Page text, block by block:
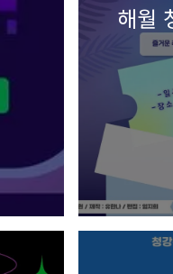
해월